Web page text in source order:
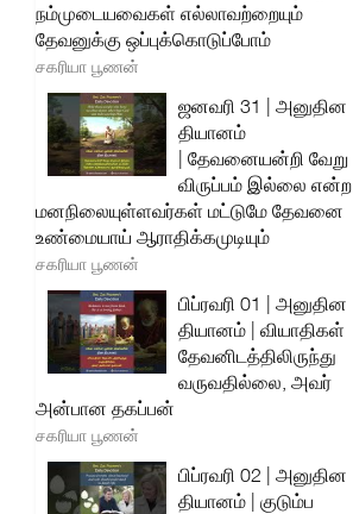
நம்முடையவைகள் எல்லாவற்றையும்
தேவனுக்கு ஒப்புக்கொடுப்போம்
சகரியா பூணன்
ஜனவரி 31 | அனுதின
தியானம்
| தேவனையன்றி வேறு
விருப்பம் இல்லை என்ற
மனநிலையுள்ளவர்கள் மட்டுமே தேவனை
உண்மையாய் ஆராதிக்கமுடியும்
சகரியா பூணன்
பிப்ரவரி 01 | அனுதின
தியானம் | வியாதிகள்
தேவனிடத்திலிருந்து
வருவதில்லை, அவர்
அன்பான தகப்பன்
சகரியா பூணன்
பிப்ரவரி 02 | அனுதின
தியானம் | குடும்ப